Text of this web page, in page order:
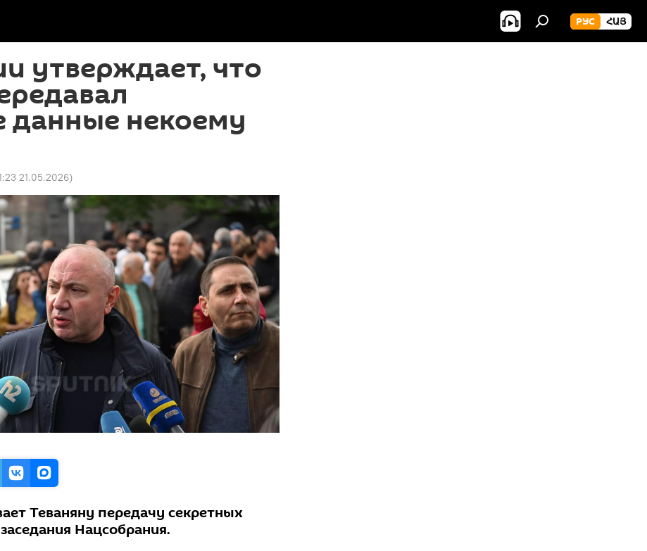
РУС ՀԱՅ
утверждает, что
данные некоему
21.05.2026)
Теваняну передачу секретных
Нацсобрания.